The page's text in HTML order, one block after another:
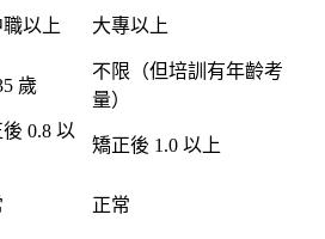
以上 大專以上
歲
不限（但培訓有年齡考
量）
0.8 以
矯正後 1.0 以上
正常